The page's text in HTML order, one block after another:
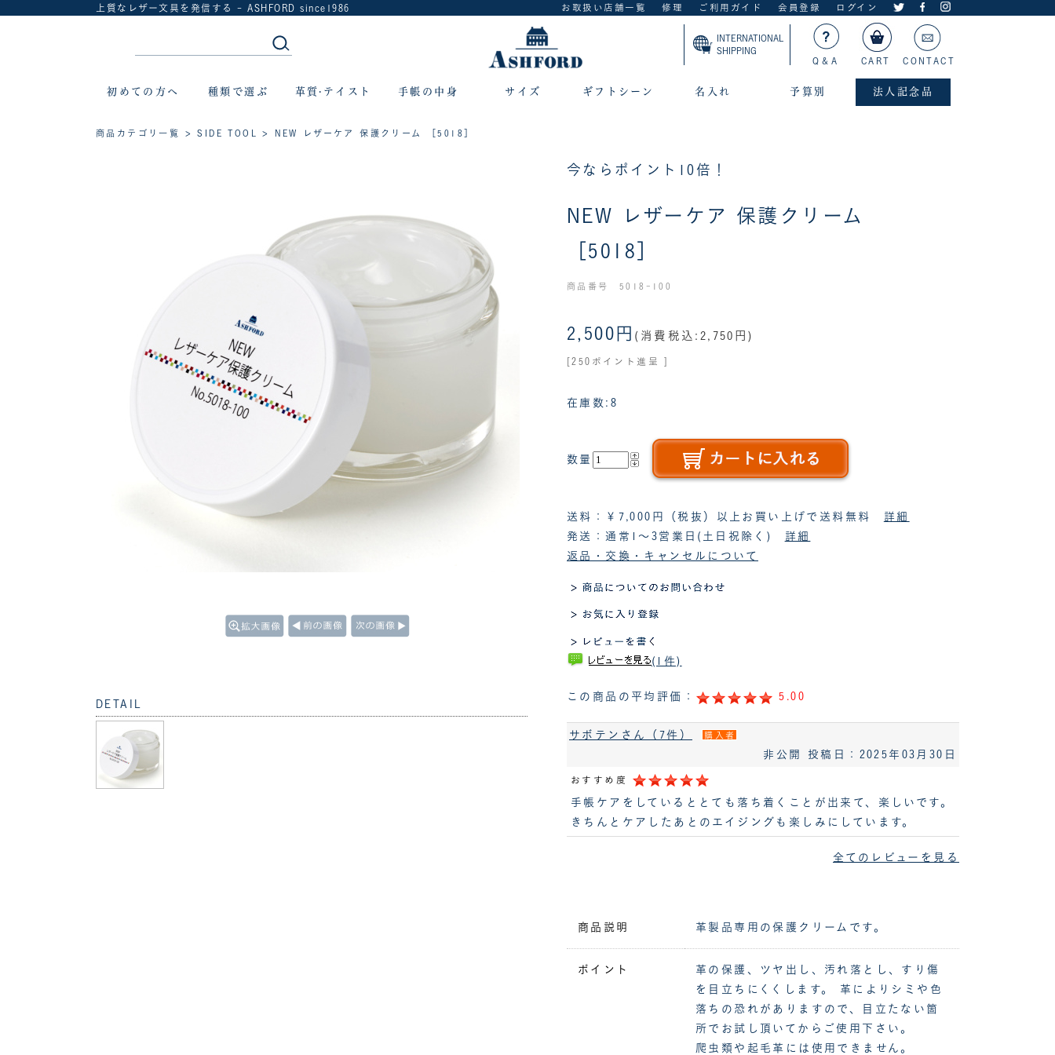
上質なレザー文具を発信する - ASHFORD since1986 お取扱い店舗一覧 修理 ご利用ガイド 会員登録 ログイン
INTERNATIONAL
SHIPPING
Q＆A
CART CONTACT
初めての方へ 種類で選ぶ 革質·テイスト 手帳の中身 サイズ ギフトシーン 名入れ 予算別 法人記念品
商品カテゴリ一覧 >SIDE TOOL > NEW レザーケア 保護クリーム ［5018］
今ならポイント10倍！
NEW レザーケア 保護クリーム
［5018］
商品番号 5018-100
2,500円 (消費税込:2,750円)
[250ポイント進呈 ]
在庫数:8
数量
返品・交換・キャンセルについて
送料：￥7,000円（税抜）以上お買い上げで送料無料 詳細
発送：通常1～3営業日(土日祝除く) 詳細
(1件)
この商品の平均評価： 5.00
サボテンさん（7件） 購入者
非公開 投稿日：2025年03月30日
おすすめ度
手帳ケアをしているととても落ち着くことが出来て、楽しいです。
きちんとケアしたあとのエイジングも楽しみにしています。
全てのレビューを見る
DETAIL
商品説明 革製品専用の保護クリームです。
ポイント
革の保護、ツヤ出し、汚れ落とし、すり傷
を目立ちにくくします。 革によりシミや色
落ちの恐れがありますので、目立たない箇
所でお試し頂いてからご使用下さい。
爬虫類や起毛革には使用できません。